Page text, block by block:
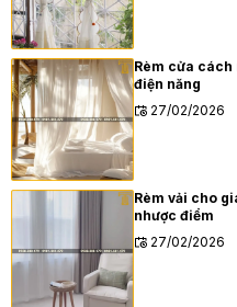
Rèm cửa cách
điện năng
27/02/2026
Rèm vải cho
nhược điểm
27/02/2026